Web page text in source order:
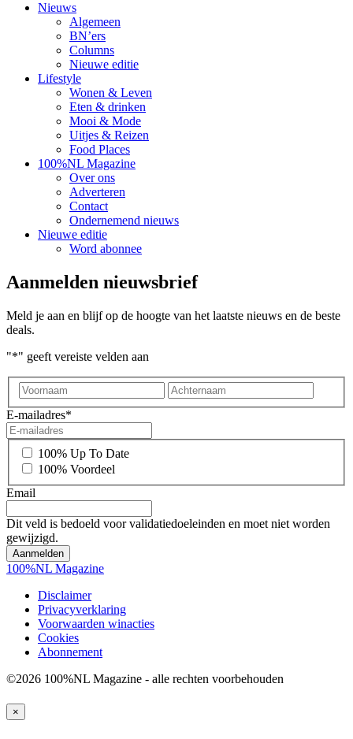
Nieuws
Algemeen
BN’ers
Columns
Nieuwe editie
Lifestyle
Wonen & Leven
Eten & drinken
Mooi & Mode
Uitjes & Reizen
Food Places
100%NL Magazine
Over ons
Adverteren
Contact
Ondernemend nieuws
Nieuwe editie
Word abonnee
Aanmelden nieuwsbrief
Meld je aan en blijf op de hoogte van het laatste nieuws en de beste
deals.
"*" geeft vereiste velden aan
Voornaam
E-mailadres*
*
100% Up To Date
100% Voordeel
Email
Dit veld is bedoeld voor validatiedoeleinden en moet niet worden
gewijzigd.
100%NL Magazine
Disclaimer
Privacyverklaring
Voorwaarden winacties
Cookies
Abonnement
©2026 100%NL Magazine - alle rechten voorbehouden
×